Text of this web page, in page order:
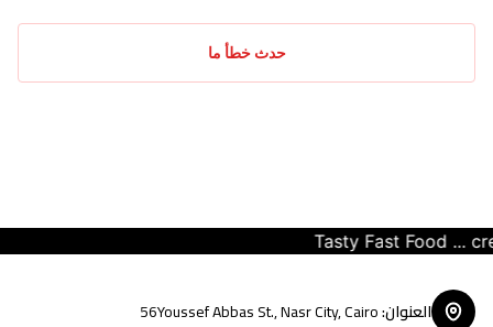
حدث خطأ ما
Tasty Fast Food ...
العنوان:
56Youssef Abbas St., Nasr City, Cairo